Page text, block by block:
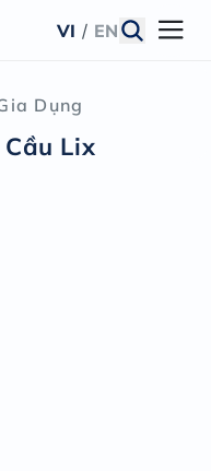
VI/ EN
Dụng
Lix